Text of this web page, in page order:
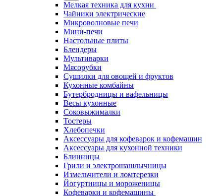
Мелкая техника для кухни
Чайники электрические
Микроволновые печи
Мини-печи
Настольные плиты
Блендеры
Мультиварки
Мясорубки
Сушилки для овощей и фруктов
Кухонные комбайны
Бутербродницы и вафельницы
Весы кухонные
Соковыжималки
Тостеры
Хлебопечки
Аксессуары для кофеварок и кофемашин
Аксессуары для кухонной техники
Блинницы
Грили и электрошашлычницы
Измельчители и ломтерезки
Йогуртницы и мороженицы
Кофеварки и кофемашины